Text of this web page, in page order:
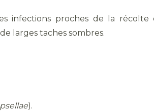
infections proches de la
larges taches sombres.
).